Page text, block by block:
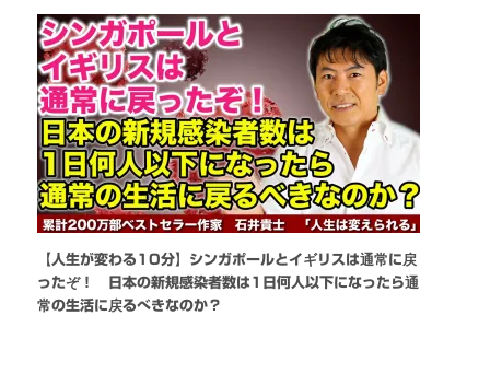
【人生が変わる10分】シンガポールとイギリスは通常に戻
ったぞ！ 日本の新規感染者数は1日何人以下になったら通
常の生活に戻るべきなのか？